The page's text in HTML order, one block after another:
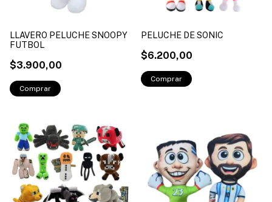
LLAVERO PELUCHE SNOOPY
FUTBOL
$3.900,00
PELUCHE DE SONIC
$6.200,00